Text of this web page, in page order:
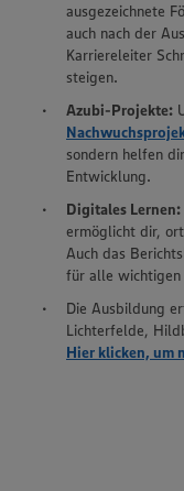
ausgezeichnete
auch nach der
Karriereleiter
steigen.
Azubi-Projekte:
sondern helfen
Entwicklung.
Digitales Lernen:
ermöglicht dir,
Auch das
für alle wichtigen
Die Ausbildung
Lichterfelde,
Hier klicken, um